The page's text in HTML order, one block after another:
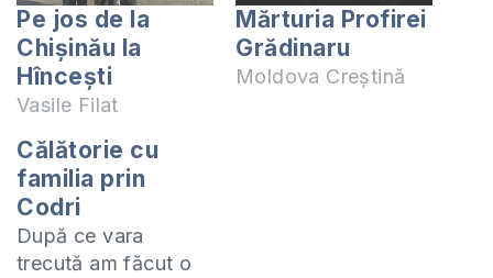
Pe jos de la
Chişinău la
Hînceşti
Vasile Filat
Mărturia Profirei
Grădinaru
Moldova Creștină
Călătorie cu
familia prin
Codri
După ce vara
trecută am făcut o